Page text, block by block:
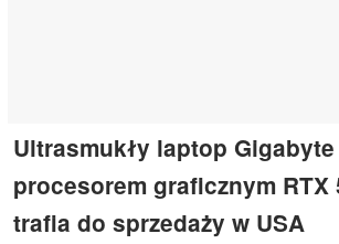
Ultrasmukły laptop Gigabyte
procesorem graficznym RTX
trafia do sprzedaży w USA